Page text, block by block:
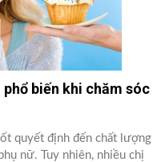
biến khi chăm sóc
quyết định đến chất lượng
nữ. Tuy nhiên, nhiều chị